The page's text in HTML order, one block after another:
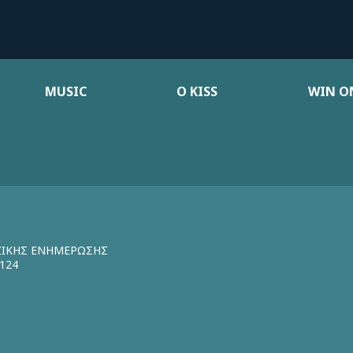
MUSIC Ο KISS WIN
ΕΝΗΜΕΡΩΣΗΣ